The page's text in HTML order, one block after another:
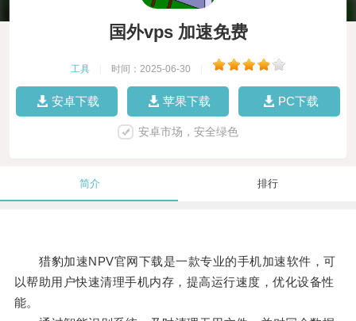
国外vps 加速免费
工具 时间：2025-06-30
安卓下载 苹果下载 PC下载
安卓市场，安全绿色
简介 排行
猎豹加速NPV官网下载是一款专业的手机加速软件，可
以帮助用户快速清理手机内存，提高运行速度，优化设备性
能。